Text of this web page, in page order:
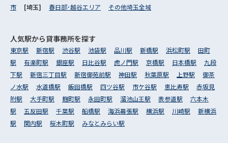
市
[埼玉] 春日部･越谷エリア その他埼玉全域
人気駅から貸事務所を探す
東京駅 新宿駅 渋谷駅 池袋駅 品川駅 新橋駅 浜松町駅
田町
駅
有楽町駅 銀座駅 日比谷駅 虎ノ門駅 京橋駅 日本橋駅
九段
下駅
新宿三丁目駅 新宿御苑前駅 神田駅 秋葉原駅 上野駅
御茶
ノ水駅
水道橋駅 飯田橋駅 四ツ谷駅 市ケ谷駅 恵比寿駅
赤坂見
附駅
大手町駅 麹町駅 永田町駅 溜池山王駅 表参道駅
六本木
駅
五反田駅 千葉駅 船橋駅 海浜幕張駅 横浜駅 川崎駅
新横浜
駅
関内駅 桜木町駅 みなとみらい駅